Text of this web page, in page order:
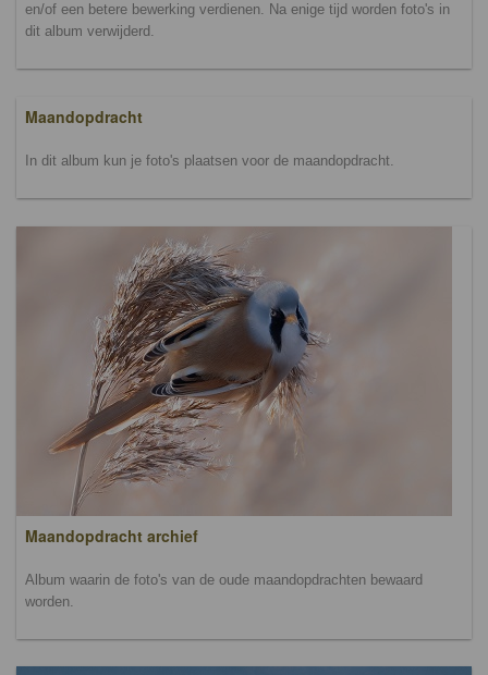
en/of een betere bewerking verdienen. Na enige tijd worden foto's in
dit album verwijderd.
Maandopdracht
In dit album kun je foto's plaatsen voor de maandopdracht.
Maandopdracht archief
Album waarin de foto's van de oude maandopdrachten bewaard
worden.